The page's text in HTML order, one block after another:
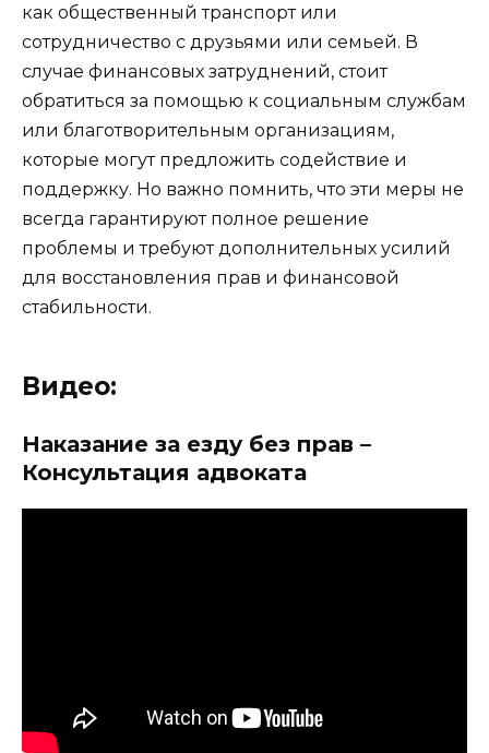
как общественный транспорт или
сотрудничество с друзьями или семьей. В
случае финансовых затруднений, стоит
обратиться за помощью к социальным службам
или благотворительным организациям,
которые могут предложить содействие и
поддержку. Но важно помнить, что эти меры не
всегда гарантируют полное решение
проблемы и требуют дополнительных усилий
для восстановления прав и финансовой
стабильности.
Видео:
Наказание за езду без прав –
Консультация адвоката